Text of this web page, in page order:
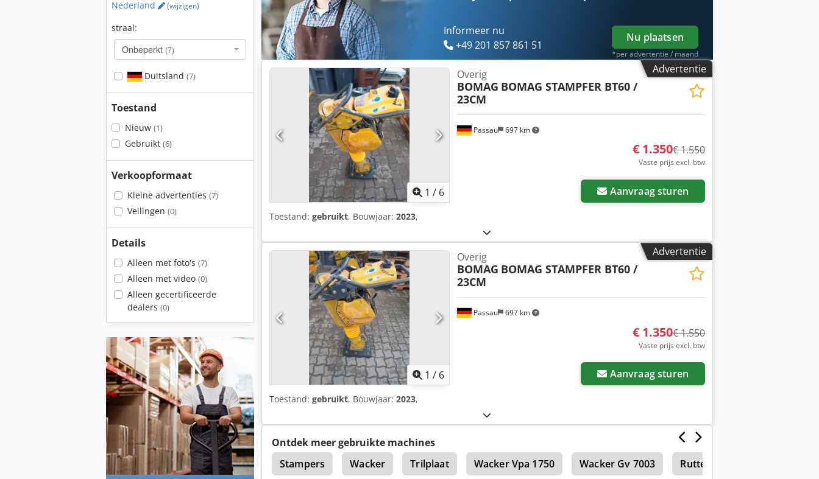
Nederland
(wijzigen)
straal:
Onbeperkt (7)
Duitsland (7)
Toestand
Nieuw (1)
Gebruikt (6)
Verkoopformaat
Kleine advertenties (7)
Veilingen (0)
Details
Alleen met foto's (7)
Alleen met video (0)
Alleen gecertificeerde
dealers (0)
Informeer nu
+49 201 857 861 51
Nu plaatsen
*per advertentie / maand
Advertentie
1 / 6
Passau 697 km
Overig
BOMAG BOMAG STAMPFER BT60 /
23CM
€ 1.350€ 1.550
Vaste prijs excl. btw
Aanvraag sturen
Toestand: gebruikt, Bouwjaar: 2023,
Advertentie
1 / 6
Passau 697 km
Overig
BOMAG BOMAG STAMPFER BT60 /
23CM
€ 1.350€ 1.550
Vaste prijs excl. btw
Aanvraag sturen
Toestand: gebruikt, Bouwjaar: 2023,
Ontdek meer gebruikte machines
Stampers
Wacker Trilplaat Wacker Vpa 1750 Wacker Gv 7003 Ruttel platen
Neuson 3001 Neuson 2503